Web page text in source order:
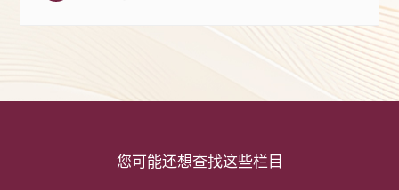
您可能还想查找这些栏目